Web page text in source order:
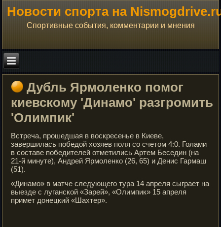
Новости спорта на
Спортивные события, комментарии и мнения
Дубль Ярмоленко помог
киевскому 'Динамо' разгромить
'Олимпик'
Встреча, прошедшая в воскресенье в Киеве,
завершилась победой хозяев поля со счетом 4:0. Голами
в составе победителей отметились Артем Беседин (на
21-й минуте), Андрей Ярмоленко (26, 65) и Денис Гармаш
(51).
«Динамо» в матче следующего тура 14 апреля сыграет на
выезде с луганской «Зарей», «Олимпик» 15 апреля
примет донецкий «Шахтер».